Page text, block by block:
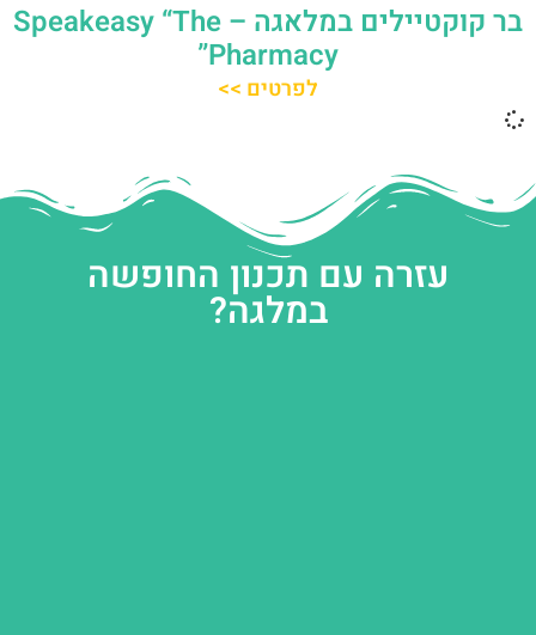
בר קוקטיילים במלאגה – Speakeasy “The
Pharmacy”
לפרטים >>
עזרה עם תכנון החופשה
במלגה?